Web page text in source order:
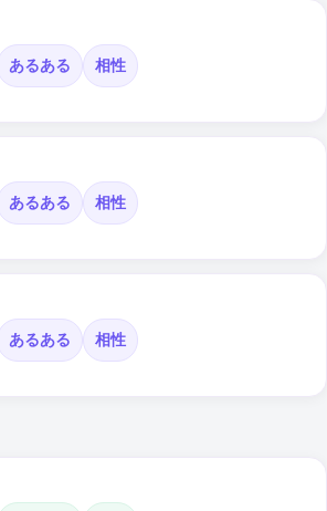
あるある 相性
あるある 相性
あるある 相性